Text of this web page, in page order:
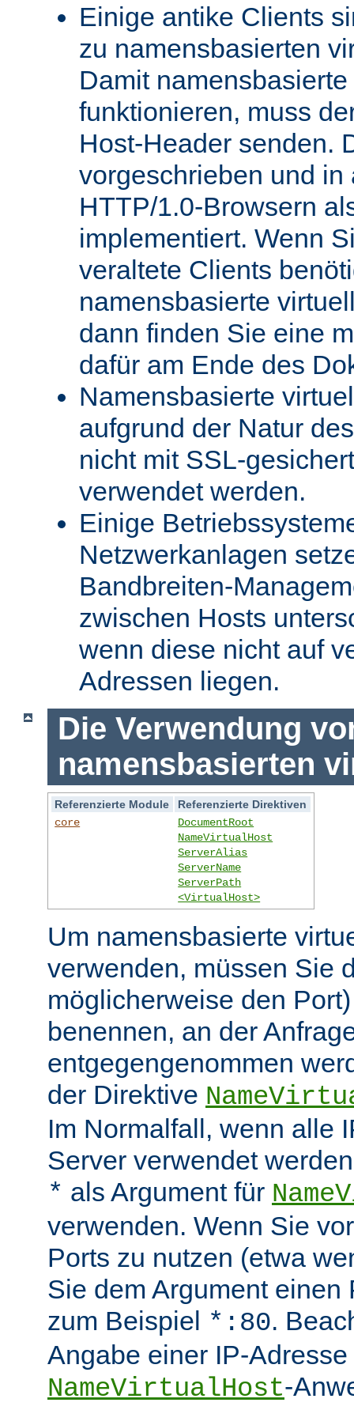
Einige antike Clients
zu namensbasierten
Damit
funktionieren, muss
Host-Header senden.
vorgeschrieben und in
HTTP/1.0-Browsern
implementiert. Wenn
veraltete Clients
namensbasierte
dann finden Sie eine
dafür am Ende des
Namensbasierte
aufgrund der Natur
nicht mit SSL-
verwendet werden.
Einige
Netzwerkanlagen
Bandbreiten-
zwischen Hosts
wenn diese nicht auf
Adressen liegen.
Die Verwendung
namensbasierten
Referenzierte Module
Referenzierte Direktiven
core
DocumentRoot
NameVirtualHost
ServerAlias
ServerName
ServerPath
<VirtualHost>
Um namensbasierte
verwenden, müssen Sie
möglicherweise den
benennen, an der
entgegengenommen
der Direktive
Im Normalfall, wenn alle
Server verwendet
* als Argument für
verwenden. Wenn Sie
Ports zu nutzen (etwa
Sie dem Argument einen
zum Beispiel *:80.
Angabe einer IP-
NameVirtualHost-